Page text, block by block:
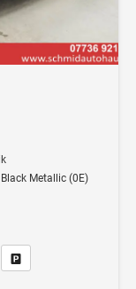
Metallic (0E)
an (PDF)
Fahrzeug parken